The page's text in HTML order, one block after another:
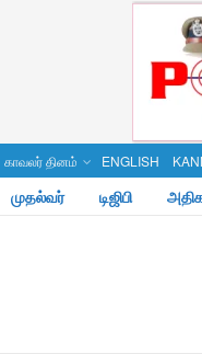
காவலர் தினம் ENGLISH
முதல்வர் டிஜிபி